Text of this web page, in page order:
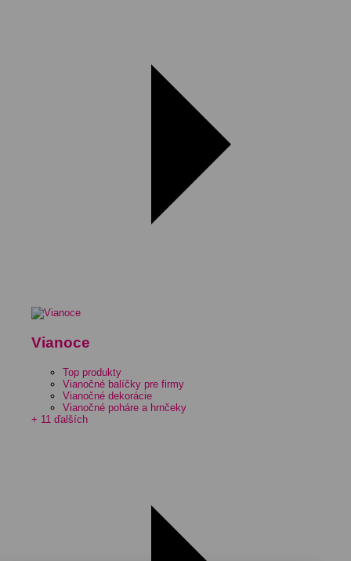
Vianoce
Top produkty
Vianočné balíčky pre firmy
Vianočné dekorácie
Vianočné poháre a hrnčeky
+ 11 ďalších